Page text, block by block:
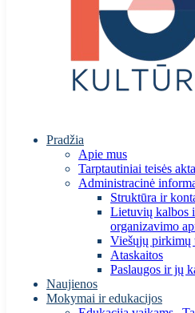
Pradžia
Apie mus
Tarptautiniai teisės
Administracinė
Struktūra ir
Lietuvių kalbos
organizavimo
Viešųjų pirkimų
Ataskaitos
Paslaugos ir jų
Naujienos
Mokymai ir edukacijos